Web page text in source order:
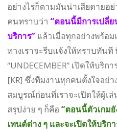
อย่างไรก็ตามมันน่าเสียดายอ
คนทราบว่า “ตอนนี้มีการเปลี่
บริการ” แล้วเมื่อทุกอย่างพร้อ
ทางเราจะรีบแจ้งให้ทราบทันที
“UNDECEMBER” เปิดให้บริก
[KR] ซึ่งทีมงานทุกคนตั้งใจอย่
สมบูรณ์ก่อนที่เราจะเปิดให้ผู้เ
สรุปง่าย ๆ ก็คือ “ตอนนี้ตัวเกม
เทนต์ต่าง ๆ และจะเปิดให้บริก